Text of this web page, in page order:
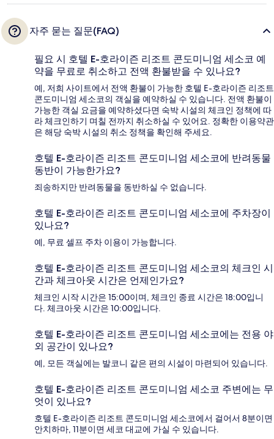
자주 묻는 질문(FAQ)
필요 시 호텔 E-호라이즌 리조트 콘도미니엄 세소코 예
약을 무료로 취소하고 전액 환불받을 수 있나요?
예, 저희 사이트에서 전액 환불이 가능한 호텔 E-호라이즌 리조트
콘도미니엄 세소코의 객실을 예약하실 수 있습니다. 전액 환불이
가능한 객실 요금을 예약하셨다면 숙박 시설의 체크인 정책에 따
라 체크인하기 며칠 전까지 취소하실 수 있어요. 정확한 이용약관
은 해당 숙박 시설의 취소 정책을 확인해 주세요.
호텔 E-호라이즌 리조트 콘도미니엄 세소코에 반려동물
동반이 가능한가요?
죄송하지만 반려동물을 동반하실 수 없습니다.
호텔 E-호라이즌 리조트 콘도미니엄 세소코에 주차장이
있나요?
예, 무료 셀프 주차 이용이 가능합니다.
호텔 E-호라이즌 리조트 콘도미니엄 세소코의 체크인 시
간과 체크아웃 시간은 언제인가요?
체크인 시작 시간은 15:00이며, 체크인 종료 시간은 18:00입니
다. 체크아웃 시간은 10:00입니다.
호텔 E-호라이즌 리조트 콘도미니엄 세소코에는 전용 야
외 공간이 있나요?
예, 모든 객실에는 발코니 같은 편의 시설이 마련되어 있습니다.
호텔 E-호라이즌 리조트 콘도미니엄 세소코 주변에는 무
엇이 있나요?
호텔 E-호라이즌 리조트 콘도미니엄 세소코에서 걸어서 8분이면
안치하마, 11분이면 세코 대교에 가실 수 있습니다.